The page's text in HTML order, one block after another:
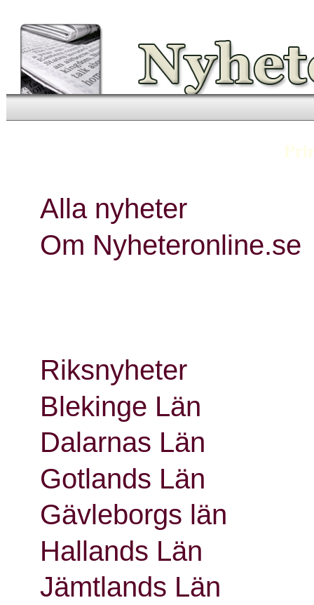
Visa endast rubriker
Alla nyheter
Om Nyheteronline.se
Riksnyheter
Blekinge Län
Dalarnas Län
Gotlands Län
Gävleborgs län
Hallands Län
Jämtlands Län